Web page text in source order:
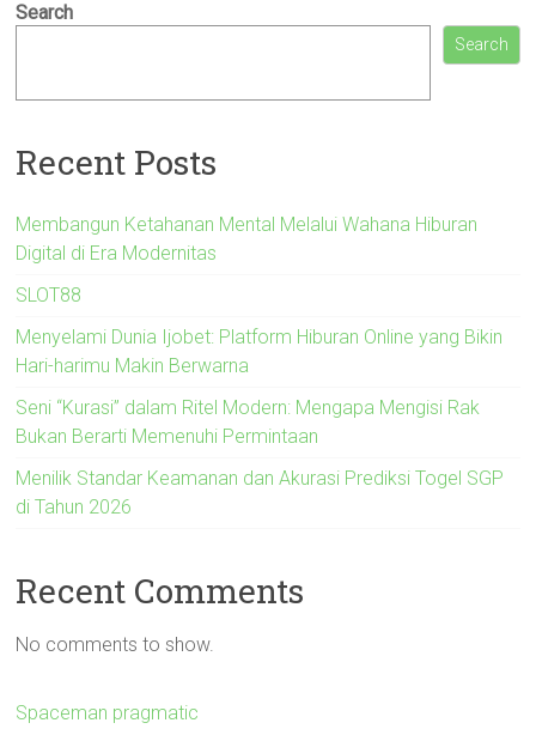
Search
Search
Recent Posts
Membangun Ketahanan Mental Melalui Wahana Hiburan
Digital di Era Modernitas
SLOT88
Menyelami Dunia Ijobet: Platform Hiburan Online yang Bikin
Hari-harimu Makin Berwarna
Seni “Kurasi” dalam Ritel Modern: Mengapa Mengisi Rak
Bukan Berarti Memenuhi Permintaan
Menilik Standar Keamanan dan Akurasi Prediksi Togel SGP
di Tahun 2026
Recent Comments
No comments to show.
Spaceman pragmatic